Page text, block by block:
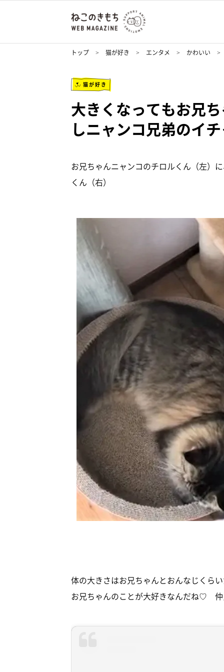
トップ 猫が好き エンタメ かわいい
猫が好き
大きくなってもお兄
しニャンコ兄弟のイ
お兄ちゃんニャンコのチロルくん（左）
くん（右）
体の大きさはお兄ちゃんとおんなじくら
お兄ちゃんのことが大好きなんだね♡